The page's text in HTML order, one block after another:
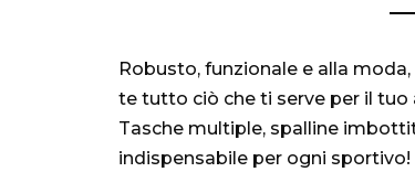
Robusto, funzionale e alla
te tutto ciò che ti serve per il tuo
Tasche multiple, spalline
indispensabile per ogni sportivo!